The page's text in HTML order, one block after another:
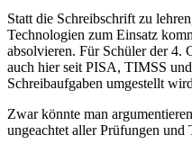
Statt die Schreibschrift zu
Technologien zum Einsatz
absolvieren. Für Schüler der 4.
auch hier seit PISA, TIMSS
Schreibaufgaben umgestellt
Zwar könnte man
ungeachtet aller Prüfungen